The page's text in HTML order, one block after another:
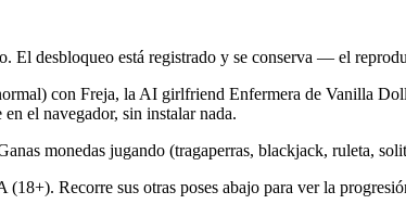
El desbloqueo está registrado y se conserva — el
con Freja, la AI girlfriend Enfermera de Vanilla
el navegador, sin instalar nada.
monedas jugando (tragaperras, blackjack, ruleta,
Recorre sus otras poses abajo para ver la